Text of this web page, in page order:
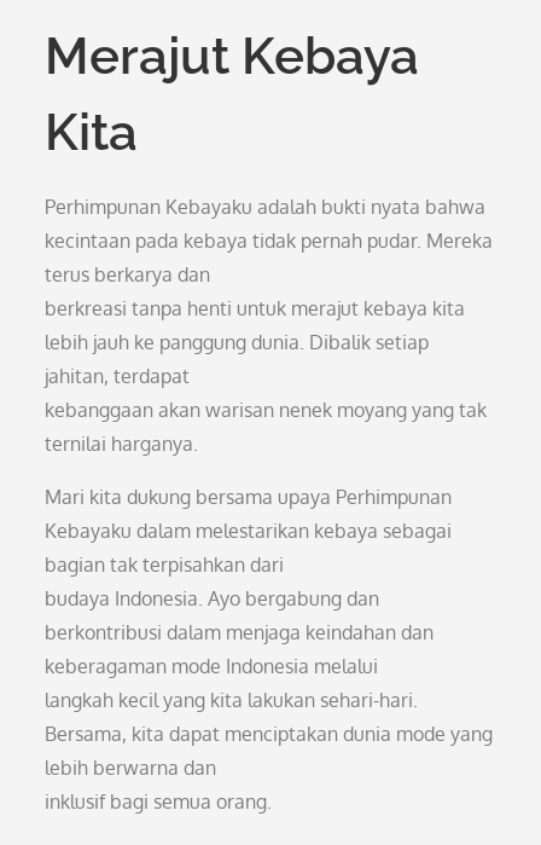
Merajut Kebaya
Kita
Perhimpunan Kebayaku adalah bukti nyata bahwa
kecintaan pada kebaya tidak pernah pudar. Mereka
terus berkarya dan
berkreasi tanpa henti untuk merajut kebaya kita
lebih jauh ke panggung dunia. Dibalik setiap
jahitan, terdapat
kebanggaan akan warisan nenek moyang yang tak
ternilai harganya.
Mari kita dukung bersama upaya Perhimpunan
Kebayaku dalam melestarikan kebaya sebagai
bagian tak terpisahkan dari
budaya Indonesia. Ayo bergabung dan
berkontribusi dalam menjaga keindahan dan
keberagaman mode Indonesia melalui
langkah kecil yang kita lakukan sehari-hari.
Bersama, kita dapat menciptakan dunia mode yang
lebih berwarna dan
inklusif bagi semua orang.